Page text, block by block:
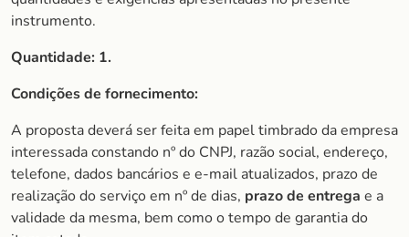
instrumento.
Quantidade: 1.
Condições de fornecimento:
A proposta deverá ser feita em papel timbrado da empresa
interessada constando nº do CNPJ, razão social, endereço,
telefone, dados bancários e e-mail atualizados, prazo de
realização do serviço em nº de dias, prazo de entrega e a
validade da mesma, bem como o tempo de garantia do